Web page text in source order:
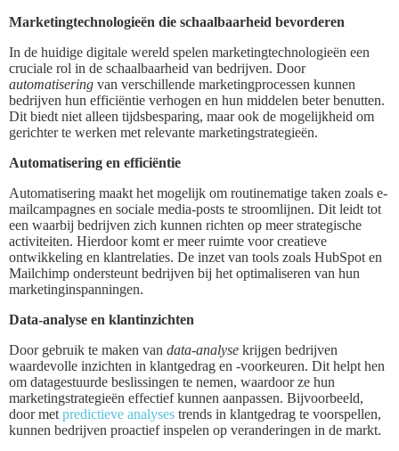
Marketingtechnologieën die schaalbaarheid bevorderen
In de huidige digitale wereld spelen marketingtechnologieën een
cruciale rol in de schaalbaarheid van bedrijven. Door
automatisering van verschillende marketingprocessen kunnen
bedrijven hun efficiëntie verhogen en hun middelen beter benutten.
Dit biedt niet alleen tijdsbesparing, maar ook de mogelijkheid om
gerichter te werken met relevante marketingstrategieën.
Automatisering en efficiëntie
Automatisering maakt het mogelijk om routinematige taken zoals e-
mailcampagnes en sociale media-posts te stroomlijnen. Dit leidt tot
een waarbij bedrijven zich kunnen richten op meer strategische
activiteiten. Hierdoor komt er meer ruimte voor creatieve
ontwikkeling en klantrelaties. De inzet van tools zoals HubSpot en
Mailchimp ondersteunt bedrijven bij het optimaliseren van hun
marketinginspanningen.
Data-analyse en klantinzichten
Door gebruik te maken van data-analyse krijgen bedrijven
waardevolle inzichten in klantgedrag en -voorkeuren. Dit helpt hen
om datagestuurde beslissingen te nemen, waardoor ze hun
marketingstrategieën effectief kunnen aanpassen. Bijvoorbeeld,
door met predictieve analyses trends in klantgedrag te voorspellen,
kunnen bedrijven proactief inspelen op veranderingen in de markt.